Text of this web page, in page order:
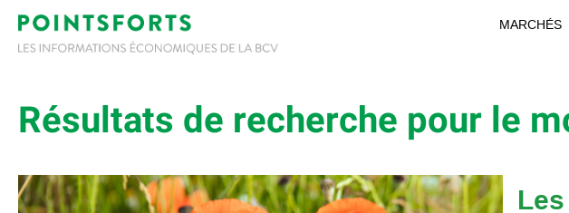
MARCHÉS
Résultats de recherche pour le